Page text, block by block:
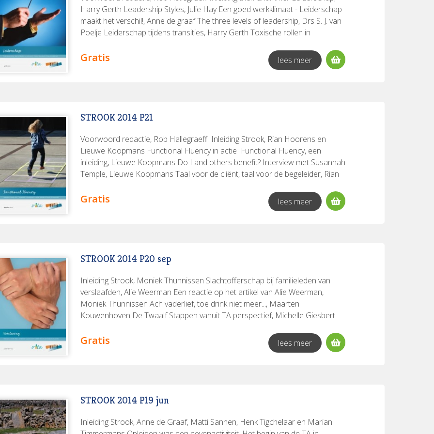
Harry Gerth Leadership Styles, Julie Hay Een goed werkklimaat - Leiderschap
maakt het verschil!, Anne de graaf The three levels of leadership, Drs S. J. van
Poelje Leiderschap tijdens transities, Harry Gerth Toxische rollen in
Mountain
Gratis lees meer
STROOK 2014 P21
Voorwoord redactie, Rob Hallegraeff Inleiding Strook, Rian Hoorens en
Lieuwe Koopmans Functional Fluency in actie Functional Fluency, een
inleiding, Lieuwe Koopmans Do I and others benefit? Interview met Susannah
Temple, Lieuwe Koopmans Taal voor de cliënt, taal voor de begeleider, Rian
positief werkklimaat, Martian Slagter Verbindend leiderschap, Caspar Verhees
Gratis lees meer
STROOK 2014 P20 sep
Inleiding Strook, Moniek Thunnissen Slachtofferschap bij familieleden van
verslaafden, Alie Weerman Een reactie op het artikel van Alie Weerman,
Moniek Thunnissen Ach vaderlief, toe drink niet meer..., Maarten
Kouwenhoven De Twaalf Stappen vanuit TA perspectief, Michelle Giesbert
Theo van der Heyden Boekbespreking: Werken met gebruikers van drugs en
Gratis lees meer
STROOK 2014 P19 jun
Inleiding Strook, Anne de Graaf, Matti Sannen, Henk Tigchelaar en Marian